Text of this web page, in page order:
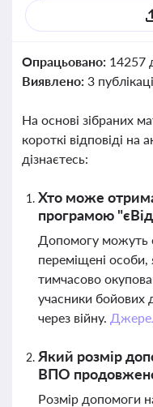
Опрацьовано: 14257
Виявлено: 3
На основі зібраних
короткі відповіді на
дізнаєтесь:
Хто може
програмою
Допомогу можуть
переміщені особи,
тимчасово
учасники бойових
через війну.
Який розмір
ВПО
Розмір допомоги